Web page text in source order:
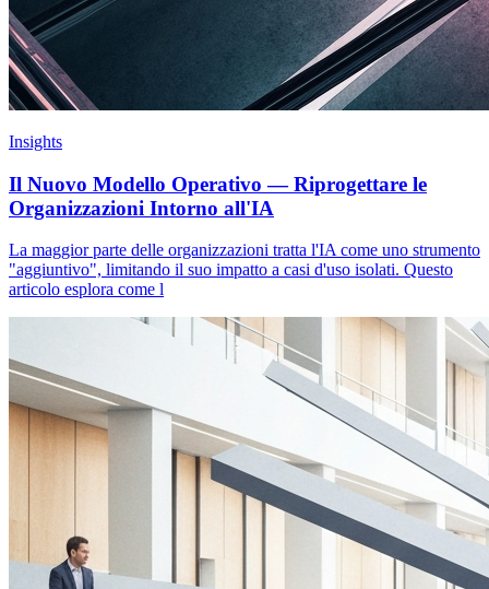
Insights
Il Nuovo Modello Operativo — Riprogettare le
Organizzazioni Intorno all'IA
La maggior parte delle organizzazioni tratta l'IA come uno strumento
"aggiuntivo", limitando il suo impatto a casi d'uso isolati. Questo
articolo esplora come l